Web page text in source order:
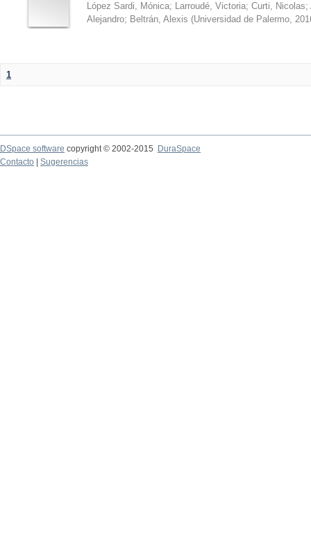
López Sardi, Mónica; Larroudé, Victoria; Curti, Nicolas;
Alejandro; Beltrán, Alexis (Universidad de Palermo,
1
DSpace software copyright © 2002-2015
DuraSpace
Contacto
Sugerencias